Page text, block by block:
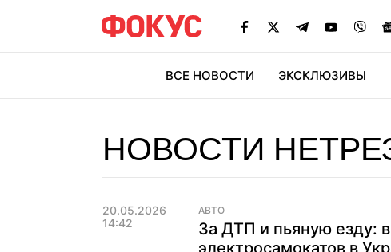
ВСЕ НОВОСТИ ЭКСКЛЮЗИВЫ
НОВОСТИ
20.05.2026
14:42
АВТО
За ДТП и пьяную езду:
электросамокатов в